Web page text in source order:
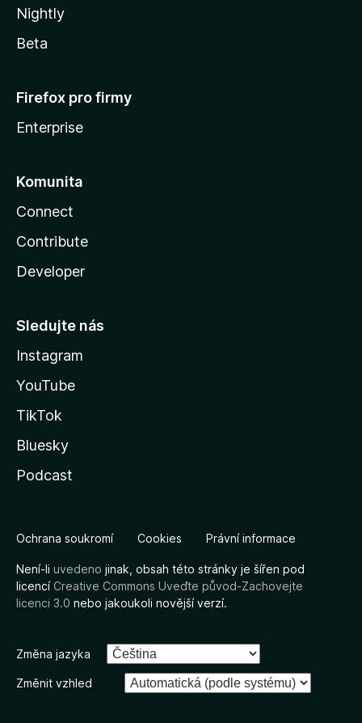
Nightly
Beta
Firefox pro firmy
Enterprise
Komunita
Connect
Contribute
Developer
Sledujte nás
Instagram
YouTube
TikTok
Bluesky
Podcast
Ochrana soukromí Cookies Právní informace
Není-li uvedeno jinak, obsah této stránky je šířen pod
licencíCreative Commons Uveďte původ-Zachovejte
licenci 3.0 nebo jakoukoli novější verzí.
Změna jazyka
Změnit vzhled